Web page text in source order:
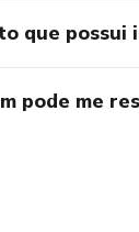
que possui
pode me